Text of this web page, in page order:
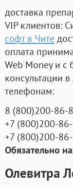
доставка
VIP клиентов:
софт в Чите
оплата
Web Money и с
консультации
телефонам:
8 (800)200-86-
+7 (800)200-
+7 (800)200-
Обязательно
Олевитра